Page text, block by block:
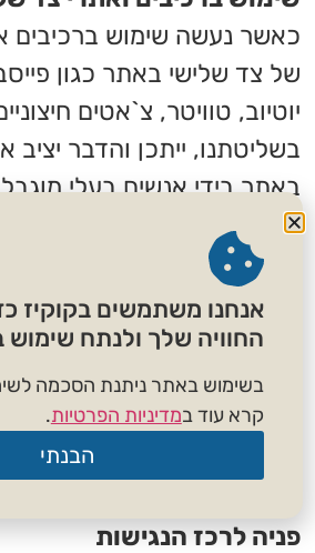
כאשר נעשה שימוש ברכיבים
של צד שלישי באתר כגון
יוטיוב, טוויטר, צ`אטים
בשליטתנו, ייתכן והדבר יציב
באתר בידי אנשים בעלי
ביכולתנו לתקן.
להלן מספר דוגמאות
צד שלישי:
מדיניות הנגישות של יוטיוב
מדיניות הנגישות של
מדיניות הנגישות של טוויטר
פניה לרכז הנגישות
אנחנו משתמשים בקוקיז
החוויה שלך ולנתח
בשימוש באתר ניתנת הסכמה
קרא עוד במדיניות הפרטיות.
הבנתי